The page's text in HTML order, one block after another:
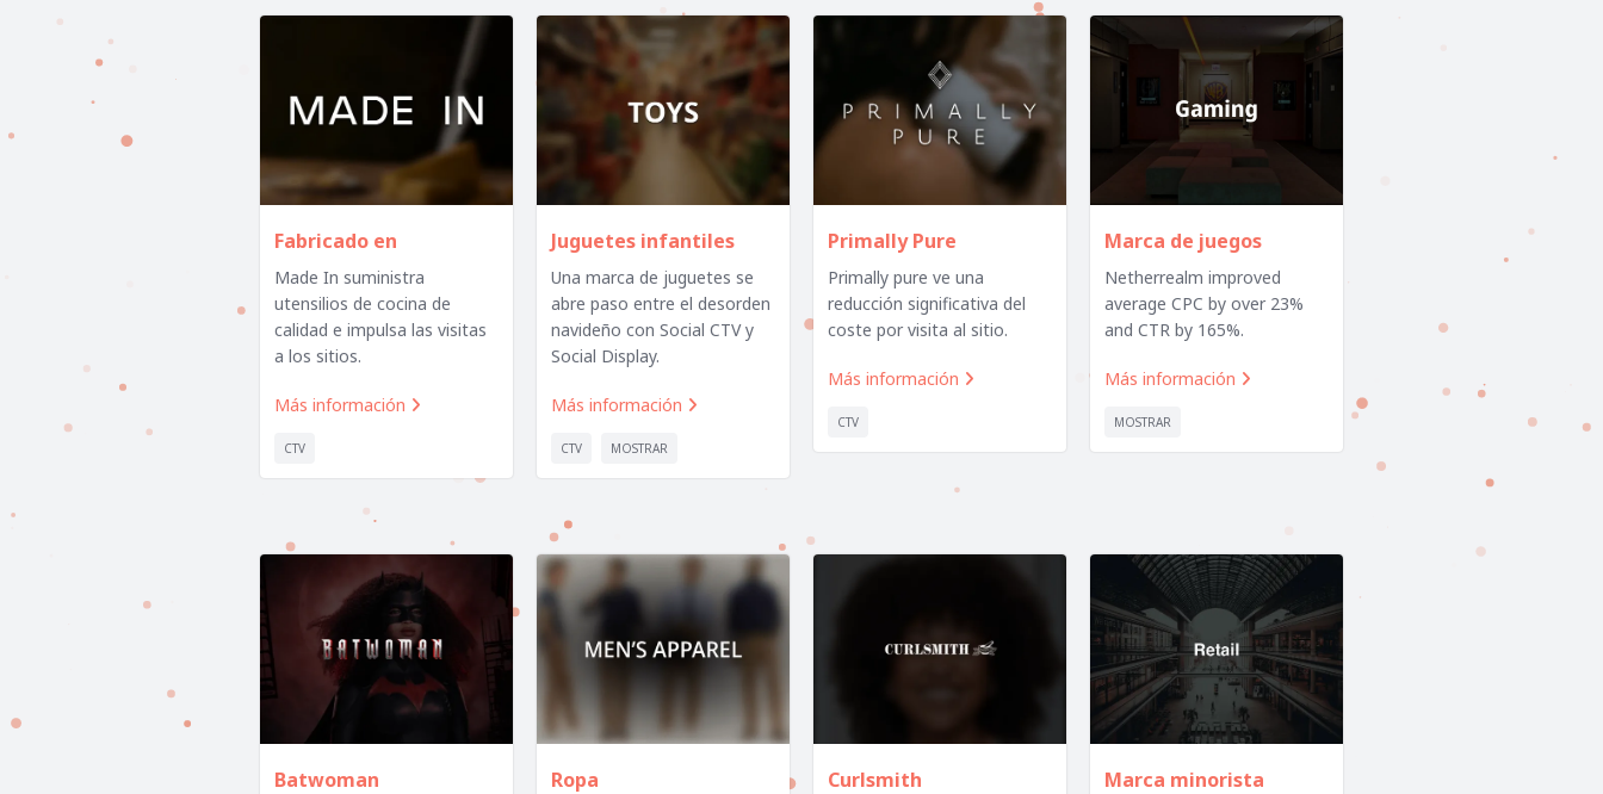
Fabricado en
Made In suministra
utensilios de cocina de
calidad e impulsa las visitas
a los sitios.
Más información 
CTV
Juguetes infantiles
Una marca de juguetes se
abre paso entre el desorden
navideño con Social CTV y
Social Display.
Más información 
CTV MOSTRAR
Primally Pure
Primally pure ve una
reducción significativa del
coste por visita al sitio.
Más información 
CTV
Marca de juegos
Netherrealm improved
average CPC by over 23%
and CTR by 165%.
Más información 
MOSTRAR
Batwoman Ropa Curlsmith Marca minorista